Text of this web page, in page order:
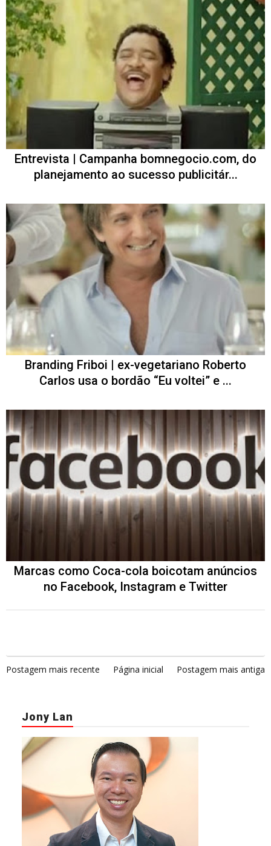
Entrevista | Campanha bomnegocio.com, do
planejamento ao sucesso publicitár...
Branding Friboi | ex-vegetariano Roberto
Carlos usa o bordão “Eu voltei” e ...
Marcas como Coca-cola boicotam anúncios
no Facebook, Instagram e Twitter
Postagem mais recente Página inicial Postagem mais antiga
Jony Lan